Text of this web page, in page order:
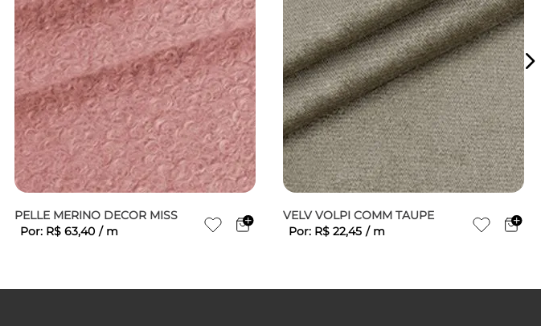
PELLE MERINO DECOR MISS
Por: R$ 63,40 / m
VELV VOLPI COMM TAUPE
Por: R$ 22,45 / m